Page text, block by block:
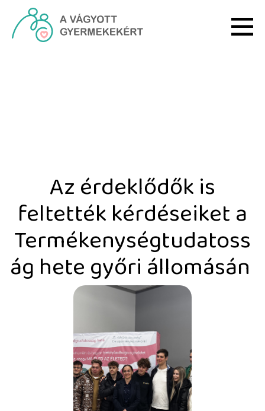
Ugrás a fő tartalomhoz
Az érdeklődők is
feltették kérdéseiket a
Termékenységtudatoss
ág hete győri állomásán